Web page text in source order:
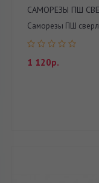
САМОРЕЗЫ ПШ
Саморезы ПШ
1 120р.